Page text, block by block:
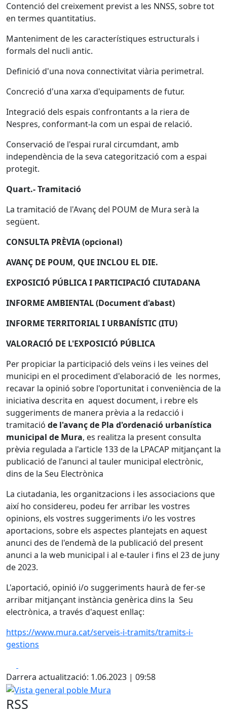
Contenció del creixement previst a les NNSS, sobre tot
en termes quantitatius.
Manteniment de les característiques estructurals i
formals del nucli antic.
Definició d'una nova connectivitat viària perimetral.
Concreció d'una xarxa d'equipaments de futur.
Integració dels espais confrontants a la riera de
Nespres, conformant-la com un espai de relació.
Conservació de l'espai rural circumdant, amb
independència de la seva categorització com a espai
protegit.
Quart.- Tramitació
La tramitació de l'Avanç del POUM de Mura serà la
següent.
CONSULTA PRÈVIA (opcional)
AVANÇ DE POUM, QUE INCLOU EL DIE.
EXPOSICIÓ PÚBLICA I PARTICIPACIÓ CIUTADANA
INFORME AMBIENTAL (Document d'abast)
INFORME TERRITORIAL I URBANÍSTIC (ITU)
VALORACIÓ DE L'EXPOSICIÓ PÚBLICA
Per propiciar la participació dels veïns i les veïnes del
municipi en el procediment d'elaboració de les normes,
recavar la opinió sobre l'oportunitat i conveniència de la
iniciativa descrita en aquest document, i rebre els
suggeriments de manera prèvia a la redacció i
tramitació de l'avanç de Pla d'ordenació urbanística
municipal de Mura, es realitza la present consulta
prèvia regulada a l'article 133 de la LPACAP mitjançant la
publicació de l'anunci al tauler municipal electrònic,
dins de la Seu Electrònica
La ciutadania, les organitzacions i les associacions que
així ho considereu, podeu fer arribar les vostres
opinions, els vostres suggeriments i/o les vostres
aportacions, sobre els aspectes plantejats en aquest
anunci des de l'endemà de la publicació del present
anunci a la web municipal i al e-tauler i fins el 23 de juny
de 2023.
L'aportació, opinió i/o suggeriments haurà de fer-se
arribar mitjançant instància genèrica dins la Seu
electrònica, a través d'aquest enllaç:
https://www.mura.cat/serveis-i-tramits/tramits-i-
gestions
Darrera actualització: 1.06.2023 | 09:58
Vista general poble Mura
RSS